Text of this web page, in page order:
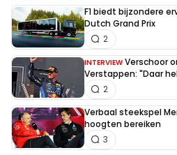
F1 biedt bijzondere
Dutch Grand Prix
2
INTERVIEW Verschoor
Verstappen: "Daar
2
Verbaal steekspel
hoogten bereiken
3